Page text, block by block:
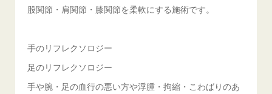
股関節・肩関節・膝関節を柔軟にする施術です。
手のリフレクソロジー
足のリフレクソロジー
手や腕・足の血行の悪い方や浮腫・拘縮・こわばりのあ